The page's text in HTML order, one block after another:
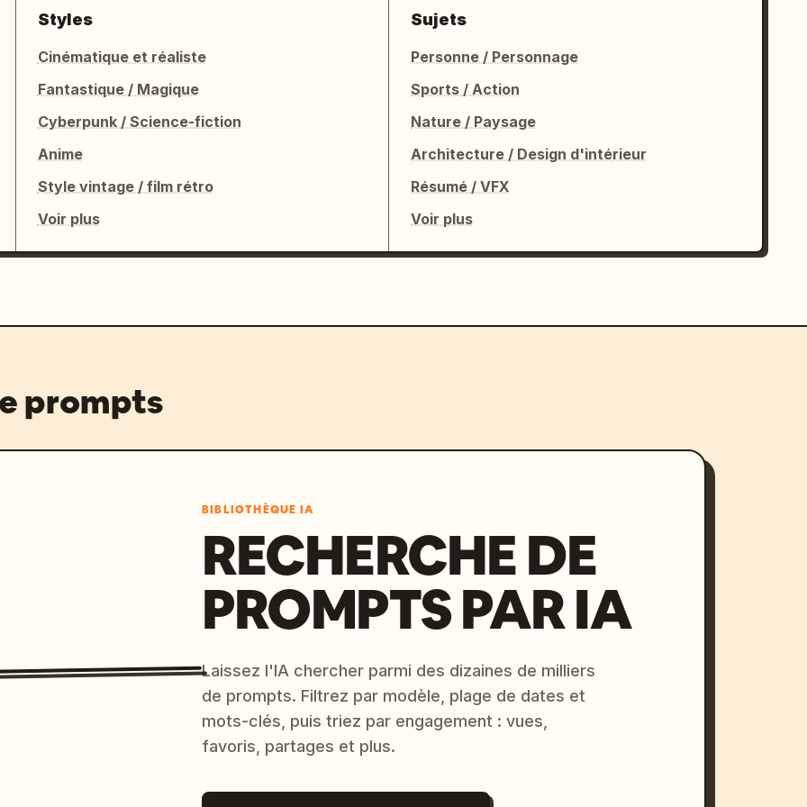
».
fées invisibles vivant aux côtés du
Styles
Cinématique et réaliste
Fantastique / Magique
Cyberpunk / Science-fiction
Anime
Style vintage / film rétro
Voir plus
Sujets
Personne / Personnage
Sports / Action
Nature / Paysage
Architecture / Design d'intérieur
Résumé / VFX
Voir plus
prompts
BIBLIOTHÈQUE IA
RECHERCHE DE
PROMPTS PAR IA
Laissez l'IA chercher parmi des dizaines de milliers
de prompts. Filtrez par modèle, plage de dates et
mots-clés, puis triez par engagement : vues,
favoris, partages et plus.